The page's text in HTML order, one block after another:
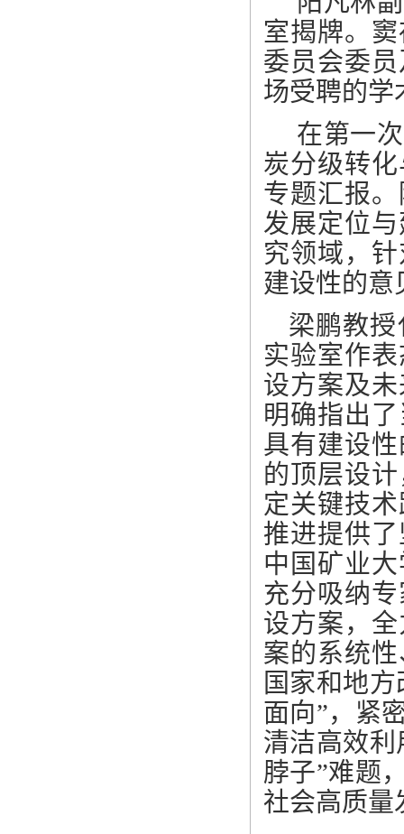
室揭牌。
委员会委
场受聘的学
在第一
炭分级转
专题汇报
发展定位
究领域，
建设性的意
梁鹏教
实验室作
设方案及
明确指出
具有建设
的顶层设
定关键技
推进提供
中国矿业
充分吸纳
设方案，
案的系统
国家和地
面向”，紧
清洁高效
脖子”难题
社会高质量